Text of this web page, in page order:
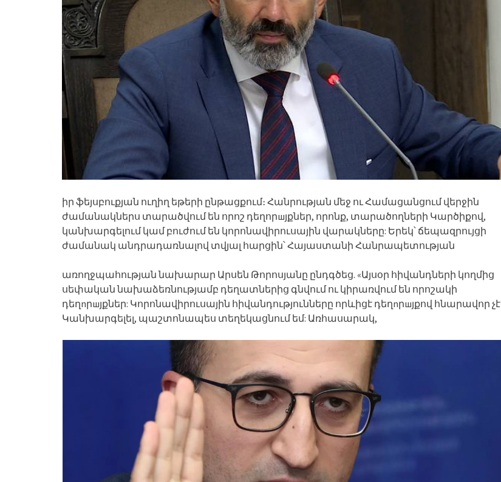
իր ֆեյսբուքյան ուղիղ եթերի ընթացքում։ Հանրության մեջ ու Համացանցում վերջին
ժամանակներս տարածվում են որոշ դեղորшյքներ, որոնք, տարածողների Կարծիքով,
կանխարգելում կամ բուժում են կորոնավիրուսային վարակները: Երեկ՝ ճեպազրույցի
ժամանակ անդրադառնալով տվյալ հարցին՝ Հայաստանի Հանրապետության
առողջպահության նախարար Արսեն Թորոսյանը ընդգծեց. «Այսօր հիվանդների կողմից
սեփական նախաձեռնությամբ դեղատներից գնվում ու կիրառվում են որոշակի
դեղnրшյքներ: Կորոնավիրուսային հիվանդությունները որևիցէ դեղnրшյքով հնարավոր չէ
Կանխարգելել, պաշտոնապես տեղեկացնում եմ: Առհասարակ,